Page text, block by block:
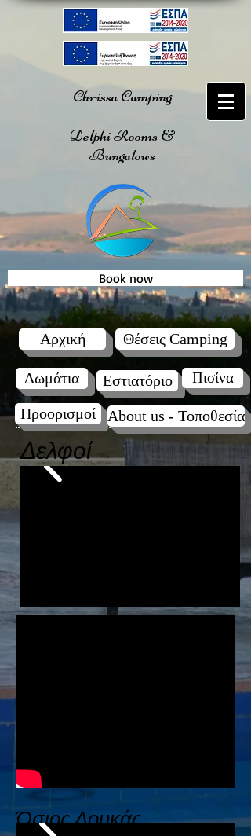
Chrissa Camping
Delphi Rooms &
Bungalows
Book now
Αρχική Θέσεις Camping
Δωμάτια Εστιατόριο Πισίνα
Προορισμοί About us - Τοποθεσία
Δελφοί
Όσιος Λουκάς